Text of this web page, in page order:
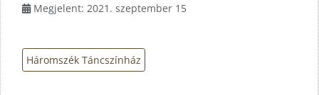
Megjelent: 2021. szeptember 15
Háromszék Táncszínház